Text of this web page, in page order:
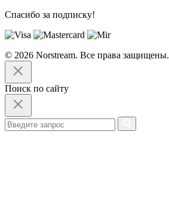
Спасибо за подписку!
© 2026 Norstream. Все права защищены.
Поиск по сайту